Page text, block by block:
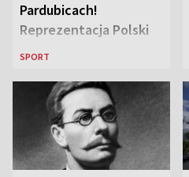
Pardubicach!
Reprezentacja Polski
wygrywa Drużynowe
szachach do lat 12
SPORT